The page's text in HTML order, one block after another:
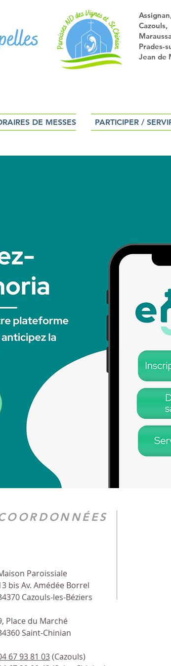
Prades-
Jean de
DE MESSES PARTICIPER /
Paroissiale
bis Av. Amédée Borrel
Cazouls-les-Béziers
Place du Marché
Saint-Chinian
67 93 81 03(Cazouls)